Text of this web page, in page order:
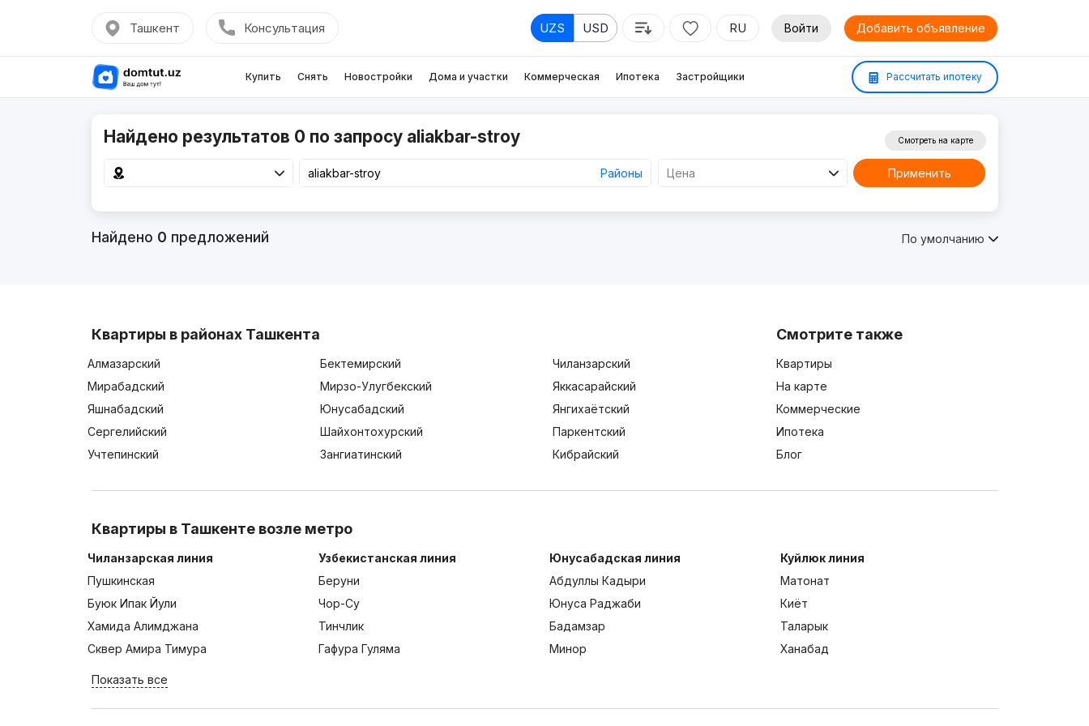
Ташкент Консультация UZS USD RU Войти Добавить объявление
Купить Снять Новостройки Дома и участки Коммерческая Ипотека Застройщики Рассчитать ипотеку
Найдено результатов 0 по запросу aliakbar-stroy
Районы Цена
Смотреть на карте
Применить
Найдено 0 предложений По умолчанию
Квартиры в районах Ташкента
Алмазарский Бектемирский
Чиланзарский
Мирабадский
Мирзо-Улугбекский
Яккасарайский
Яшнабадский
Юнусабадский
Янгихаётский
Сергелийский
Шайхонтохурский
Паркентский
Учтепинский
Зангиатинский Кибрайский
Смотрите также
Квартиры
На карте
Коммерческие
Ипотека
Блог
Квартиры в Ташкенте возле метро
Чиланзарская линия
Пушкинская
Буюк Ипак Йули
Хамида Алимджана
Сквер Амира Тимура
Узбекистанская линия
Беруни
Чор-Су
Тинчлик
Гафура Гуляма
Юнусабадская линия
Абдуллы Кадыри
Юнуса Раджаби
Бадамзар
Минор
Куйлюк линия
Матонат
Киёт
Таларык
Ханабад
Показать все